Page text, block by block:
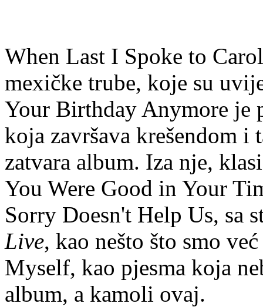
When Last I Spoke to
mexičke trube, koje su
Your Birthday Anymore je
koja završava krešendom
zatvara album. Iza nje,
You Were Good in Your
Sorry Doesn't Help Us, sa
Live, kao nešto što smo
Myself, kao pjesma koja
album, a kamoli ovaj.